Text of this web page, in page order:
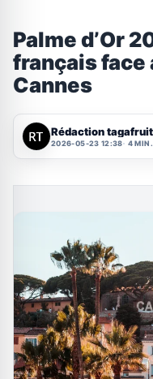
Palme d’Or
français face
Cannes
Rédaction
2026-05-23 12:38 4 MIN.